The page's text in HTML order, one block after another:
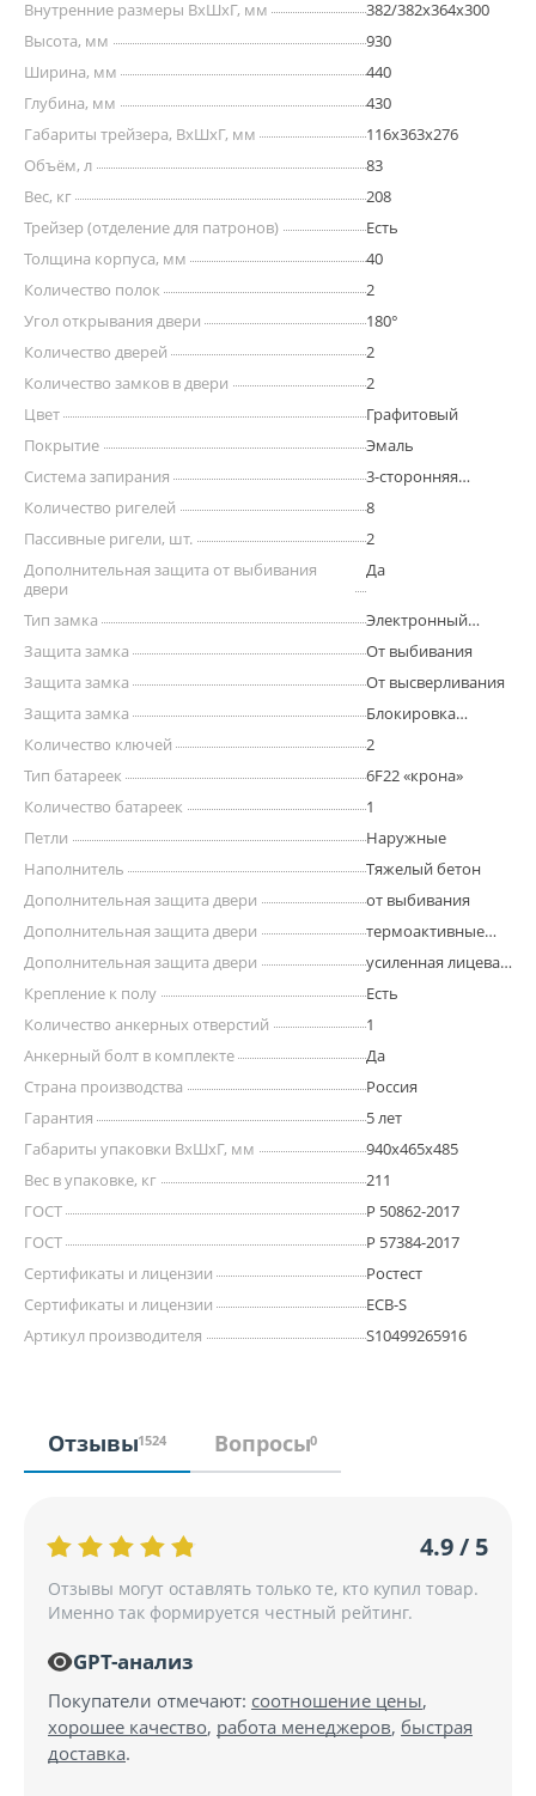
Внутренние размеры ВхШхГ, мм
382/382х364х300
Высота, мм
930
Ширина, мм
440
Глубина, мм
430
Габариты трейзера, ВхШхГ, мм
116х363х276
Объём, л
83
Вес, кг
208
Трейзер (отделение для патронов)
Есть
Толщина корпуса, мм
40
Количество полок
2
Угол открывания двери
180°
Количество дверей
2
Количество замков в двери
2
Цвет
Графитовый
Покрытие
Эмаль
Система запирания
3-сторонняя
Количество ригелей
8
Пассивные ригели, шт.
2
Дополнительная защита от выбивания
двери
Да
Тип замка
Электронный
Защита замка
От выбивания
Защита замка
От высверливания
Защита замка
Блокировка
выбивании
Количество ключей
2
Тип батареек
6F22 «крона»
Количество батареек
1
Петли
Наружные
Наполнитель
Тяжелый бетон
Дополнительная защита двери
от выбивания
Дополнительная защита двери
термоактивные
Дополнительная защита двери
усиленная лицевая
Крепление к полу
Есть
Количество анкерных отверстий
1
Анкерный болт в комплекте
Да
Страна производства
Россия
Гарантия
5 лет
Габариты упаковки ВхШхГ, мм
940x465x485
Вес в упаковке, кг
211
ГОСТ
Р 50862-2017
ГОСТ
Р 57384-2017
Сертификаты и лицензии
Ростест
Сертификаты и лицензии
ECB-S
Артикул производителя
S10499265916
Отзывы1524 Вопросы0
4.9 / 5
Отзывы могут оставлять только те, кто купил товар.
Именно так формируется честный рейтинг.
GPT-анализ
Покупатели отмечают: соотношение цены,
хорошее качество, работа менеджеров, быстрая
доставка.